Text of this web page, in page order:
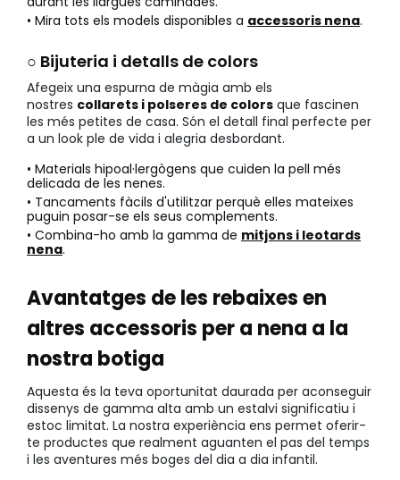
• Mira tots els models disponibles a accessoris nena.
○ Bijuteria i detalls de colors
Afegeix una espurna de màgia amb els
nostres collarets i polseres de colors que fascinen
les més petites de casa. Són el detall final perfecte per
a un look ple de vida i alegria desbordant.
• Materials hipoal·lergògens que cuiden la pell més
delicada de les nenes.
• Tancaments fàcils d'utilitzar perquè elles mateixes
puguin posar-se els seus complements.
• Combina-ho amb la gamma de mitjons i leotards
nena.
Avantatges de les rebaixes en
altres accessoris per a nena a la
nostra botiga
Aquesta és la teva oportunitat daurada per aconseguir
dissenys de gamma alta amb un estalvi significatiu i
estoc limitat. La nostra experiència ens permet oferir-
te productes que realment aguanten el pas del temps
i les aventures més boges del dia a dia infantil.